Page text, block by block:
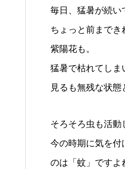
毎日、猛暑が続い
ちょっと前までき
紫陽花も。
猛暑で枯れてしま
見るも無残な状態
そろそろ虫も活動
今の時期に気を付
のは「蚊」ですよ